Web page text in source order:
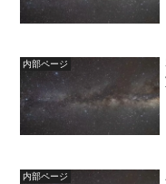
内部ページ
内部ページ